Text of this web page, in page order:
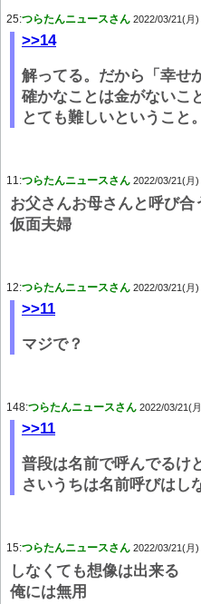
25:つらたんニュースさん 2022/03/21(月)
>>14
解ってる。だから「幸せ
確かなことは金がないこ
とても難しいということ。
11:つらたんニュースさん 2022/03/21(月)
お父さんお母さんと呼び
仮面夫婦
12:つらたんニュースさん 2022/03/21(月)
>>11
マジで？
148:つらたんニュースさん 2022/03/21(
>>11
普段は名前で呼んでるけ
さいうちは名前呼びはし
15:つらたんニュースさん 2022/03/21(月)
しなくても想像は出来る
俺には無用